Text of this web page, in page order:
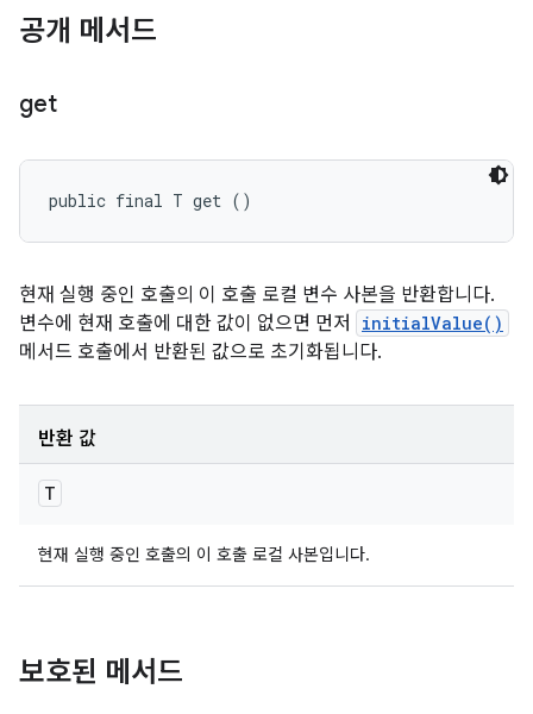
공개 메서드
get
public final T get ()
현재 실행 중인 호출의 이 호출 로컬 변수 사본을 반환합니다.
변수에 현재 호출에 대한 값이 없으면 먼저
initialValue()
메서드 호출에서 반환된 값으로 초기화됩니다.
반환 값
T
현재 실행 중인 호출의 이 호출 로컬 사본입니다.
보호된 메서드